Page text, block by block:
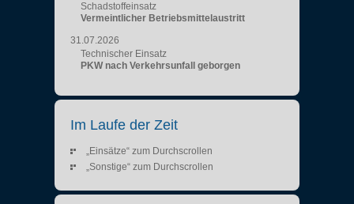
Schadstoffeinsatz
Vermeintlicher Betriebsmittelaustritt
31.07.2026
Technischer Einsatz
PKW nach Verkehrsunfall geborgen
Im Laufe der Zeit
„Einsätze“ zum Durchscrollen
„Sonstige“ zum Durchscrollen